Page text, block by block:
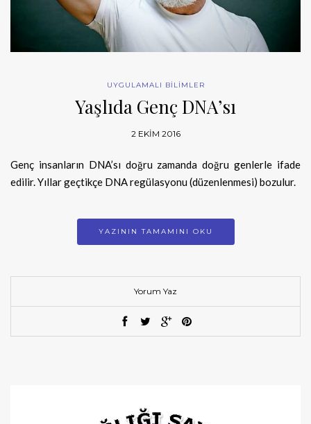
UYGULAMALI BİLİMLER
Yaşlıda Genç DNA’sı
2 EKIM 2016
Genç insanların DNA’sı doğru zamanda doğru genlerle ifade
edilir. Yıllar geçtikçe DNA regülasyonu (düzenlenmesi) bozulur.
YAZININ TAMAMINI OKU
Yorum Yaz